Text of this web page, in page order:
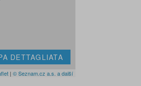
DETTAGLIATA
| © Seznam.cz a.s. a další